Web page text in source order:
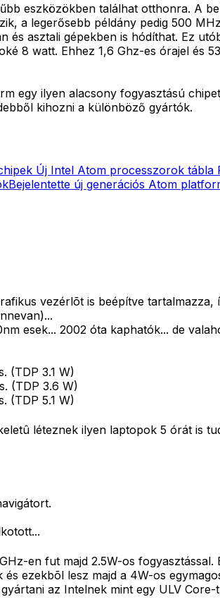
eszközökben találhat otthonra. A
a legerősebb példány pedig 500
asztali gépekben is hódíthat. Ez
8 watt. Ehhez 1,6 Ghz-es órajel és
egy ilyen alacsony fogyasztású
kihozni a különböző gyártók.
Új Intel Atom processzorok tábla
Bejelentette új generációs Atom
vezérlõt is beépítve
esek... 2002 óta kaphatók... de
(TDP 3.1 W)
(TDP 3.6 W)
(TDP 5.1 W)
léteznek ilyen laptopok 5 órát is
en fut majd 2.5W-os
ezekbõl lesz majd a 4W-os
az Intelnek mint egy ULV